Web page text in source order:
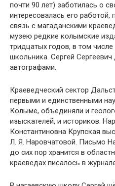
почти 90 лет) заботилась о
интересова­лась его
связь с ма­гаданскими
музею ред­кие колымские
тридцатых годов, в том
школьника. Сергей
автографами.
Краеведческий сектор
первыми и единственными
Колыме, объединяли и
изыскателей, и историков.
Константиновна Крупская
Л. Я. Наровчатовой. Письмо
до сих пор хранится в
краеведах писалось в